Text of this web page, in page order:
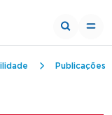
Publicações